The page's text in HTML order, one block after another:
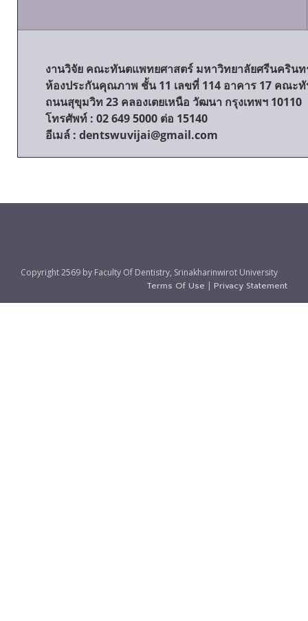
งานวิจัย คณะทันตแพทยศาสตร์ มหาวิทยาลัยศรีนคริน
ห้องประกันคุณภาพ ชั้น 11 เลขที่ 114 อาคาร 17 คณ
ถนนสุขุมวิท 23 คลองเตยเหนือ วัฒนา กรุงเทพฯ 10110
โทรศัพท์ : 02 649 5000 ต่อ 15140
อีเมล์ : dentswuvijai@gmail.com
Copyright 2569 by Faculty Of Dentistry, Srinakharinwirot University
Terms Of Use | Privacy Statement